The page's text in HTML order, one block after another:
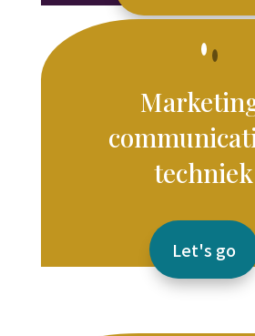
techniek
Let's go